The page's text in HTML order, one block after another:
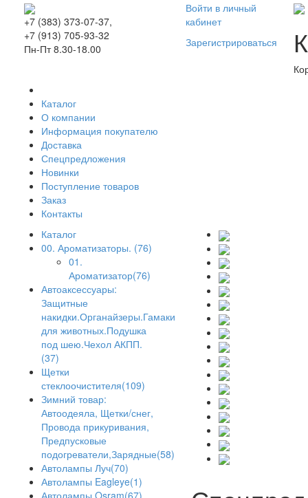
+7 (383) 373-07-37,
+7 (913) 705-93-32
Пн-Пт 8.30-18.00
Войти в личный
кабинет
Зарегистрироваться
Каталог
О компании
Информация покупателю
Доставка
Спецпредложения
Новинки
Поступление товаров
Заказ
Контакты
Каталог
00. Ароматизаторы. (76)
01.
Ароматизатор(76)
Автоаксессуары:
Защитные
накидки.Органайзеры.Гамаки
для животных.Подушка
под шею.Чехол АКПП.
(37)
Щетки
стеклоочистителя(109)
Зимний товар:
Автоодеяла, Щетки/снег,
Провода прикуривания,
Предпусковые
подогреватели,Зарядные(58)
Автолампы Луч(70)
Автолампы Eagleye(1)